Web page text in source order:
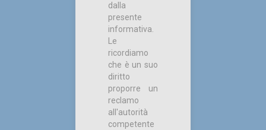
dalla
presente
informativa.
Le
ricordiamo
che è un suo
diritto
proporre un
reclamo
all'autorità
competente